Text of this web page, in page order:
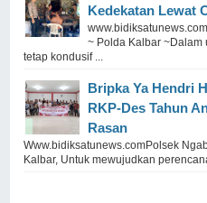
Kedekatan Lewat
~ Polda Kalbar ~Dalam
tetap kondusif ...
Bripka Ya Hendri
RKP-Des Tahun
Rasan
Www.bidiksatunews.comPolsek
Kalbar, Untuk mewujudkan